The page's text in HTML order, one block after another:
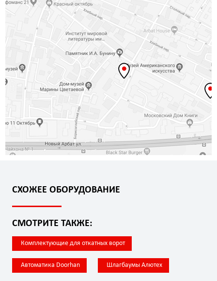
СХОЖЕЕ ОБОРУДОВАНИЕ
СМОТРИТЕ ТАКЖЕ:
Комплектующие для откатных ворот
Автоматика Doorhan Шлагбаумы Алютех